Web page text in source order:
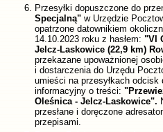
Przesyłki dopuszczone do
Specjalną" w Urzędzie
opatrzone datownikiem
14.10.2023 roku z hasłem: "VI
Jelcz-Laskowice (22,9 km)
przekazane upoważnionej
i dostarczenia do Urzędu
umieści na przesyłkach odcisk
informacyjny o treści:
Oleśnica - Jelcz-Laskowice".
przesłane i doręczone
przepisami.